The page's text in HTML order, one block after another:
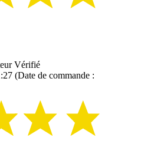
Vérifié
(Date de commande :